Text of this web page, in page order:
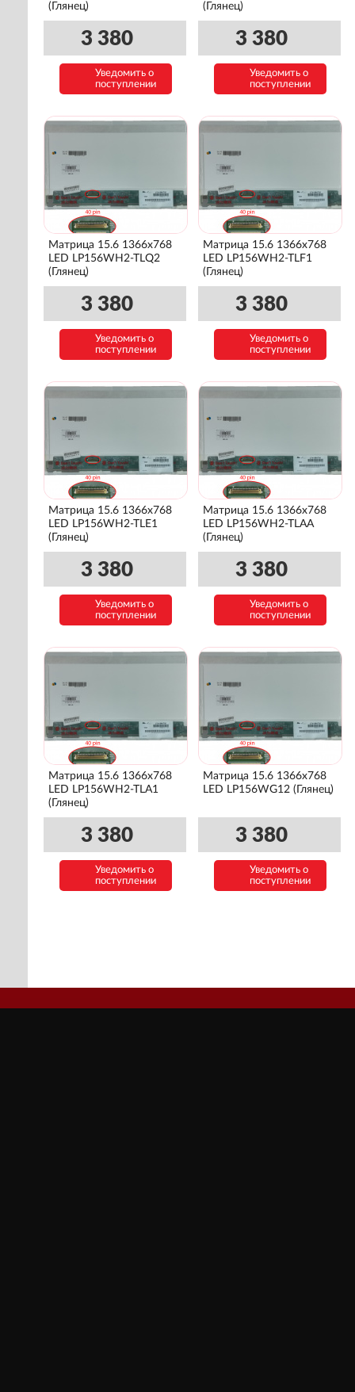
(Глянец)
3 380
Уведомить о
поступлении
(Глянец)
3 380
Уведомить о
поступлении
Матрица 15.6 1366x768
LED LP156WH2-TLQ2
(Глянец)
3 380
Уведомить о
поступлении
Матрица 15.6 1366x768
LED LP156WH2-TLF1
(Глянец)
3 380
Уведомить о
поступлении
Матрица 15.6 1366x768
LED LP156WH2-TLE1
(Глянец)
3 380
Уведомить о
поступлении
Матрица 15.6 1366x768
LED LP156WH2-TLAA
(Глянец)
3 380
Уведомить о
поступлении
Матрица 15.6 1366x768
LED LP156WH2-TLA1
(Глянец)
3 380
Уведомить о
поступлении
Матрица 15.6 1366x768
LED LP156WG12 (Глянец)
3 380
Уведомить о
поступлении